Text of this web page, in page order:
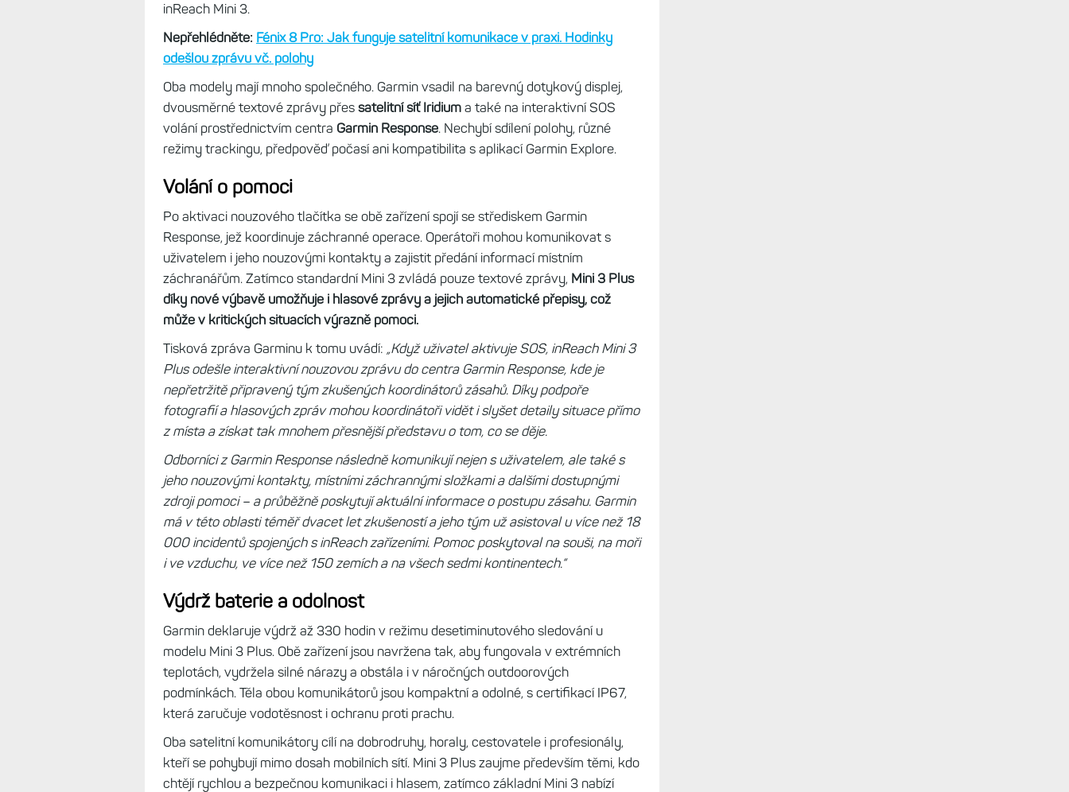
inReach Mini 3.
Nepřehlédněte: Fénix 8 Pro: Jak funguje satelitní komunikace v praxi. Hodinky
odešlou zprávu vč. polohy
Oba modely mají mnoho společného. Garmin vsadil na barevný dotykový displej,
dvousměrné textové zprávy přes satelitní síť Iridium a také na interaktivní SOS
volání prostřednictvím centra Garmin Response. Nechybí sdílení polohy, různé
režimy trackingu, předpověď počasí ani kompatibilita s aplikací Garmin Explore.
Volání o pomoci
Po aktivaci nouzového tlačítka se obě zařízení spojí se střediskem Garmin
Response, jež koordinuje záchranné operace. Operátoři mohou komunikovat s
uživatelem i jeho nouzovými kontakty a zajistit předání informací místním
záchranářům. Zatímco standardní Mini 3 zvládá pouze textové zprávy, Mini 3 Plus
díky nové výbavě umožňuje i hlasové zprávy a jejich automatické přepisy, což
může v kritických situacích výrazně pomoci.
Tisková zpráva Garminu k tomu uvádí: „Když uživatel aktivuje SOS, inReach Mini 3
Plus odešle interaktivní nouzovou zprávu do centra Garmin Response, kde je
nepřetržitě připravený tým zkušených koordinátorů zásahů. Díky podpoře
fotografií a hlasových zpráv mohou koordinátoři vidět i slyšet detaily situace přímo
z místa a získat tak mnohem přesnější představu o tom, co se děje.
Odborníci z Garmin Response následně komunikují nejen s uživatelem, ale také s
jeho nouzovými kontakty, místními záchrannými složkami a dalšími dostupnými
zdroji pomoci – a průběžně poskytují aktuální informace o postupu zásahu. Garmin
má v této oblasti téměř dvacet let zkušeností a jeho tým už asistoval u více než 18
000 incidentů spojených s inReach zařízeními. Pomoc poskytoval na souši, na moři
i ve vzduchu, ve více než 150 zemích a na všech sedmi kontinentech.“
Výdrž baterie a odolnost
Garmin deklaruje výdrž až 330 hodin v režimu desetiminutového sledování u
modelu Mini 3 Plus. Obě zařízení jsou navržena tak, aby fungovala v extrémních
teplotách, vydržela silné nárazy a obstála i v náročných outdoorových
podmínkách. Těla obou komunikátorů jsou kompaktní a odolné, s certifikací IP67,
která zaručuje vodotěsnost i ochranu proti prachu.
Oba satelitní komunikátory cílí na dobrodruhy, horaly, cestovatele i profesionály,
kteří se pohybují mimo dosah mobilních sítí. Mini 3 Plus zaujme především těmi, kdo
chtějí rychlou a bezpečnou komunikaci i hlasem, zatímco základní Mini 3 nabízí